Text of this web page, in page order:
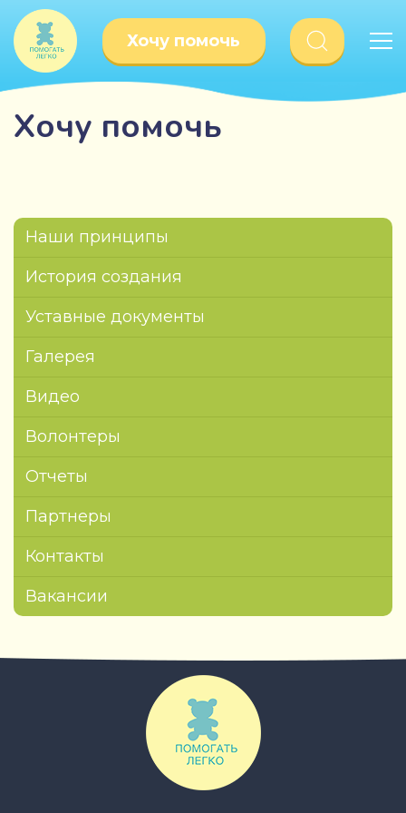
Хочу помочь
Хочу помочь
Наши принципы
История создания
Уставные документы
Галерея
Видео
Волонтеры
Отчеты
Партнеры
Контакты
Вакансии